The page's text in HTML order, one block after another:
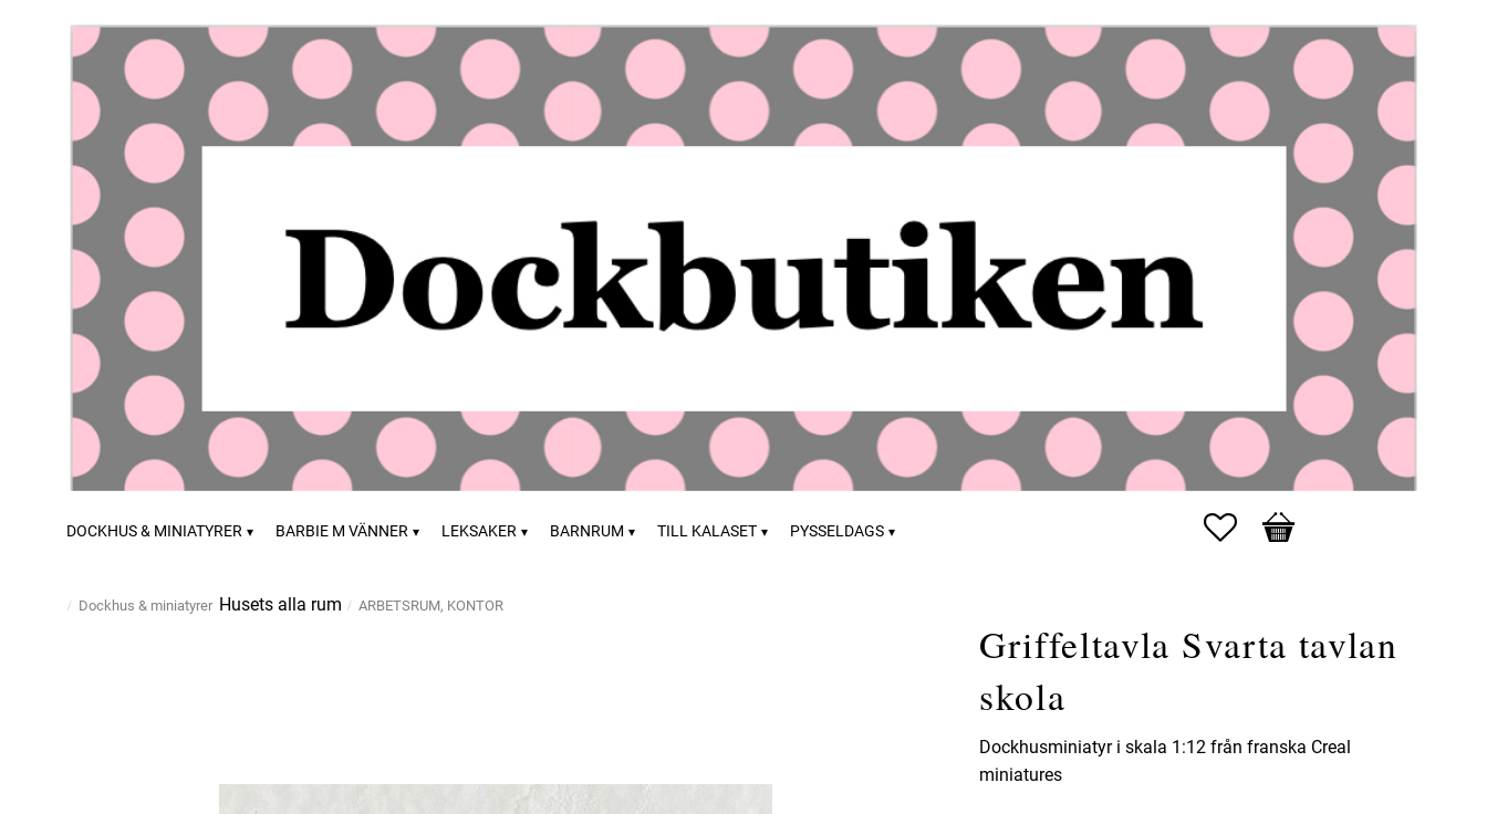
DOCKHUS & MINIATYRER BARBIE M VÄNNER LEKSAKER BARNRUM TILL KALASET PYSSELDAGS Favoriter
Kundvagn
Dockhus & miniatyrer Husets alla rum ARBETSRUM, KONTOR
Griffeltavla Svarta tavlan
skola
Dockhusminiatyr i skala 1:12 från franska Creal
miniatures